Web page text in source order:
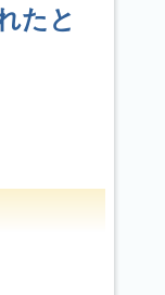
たと